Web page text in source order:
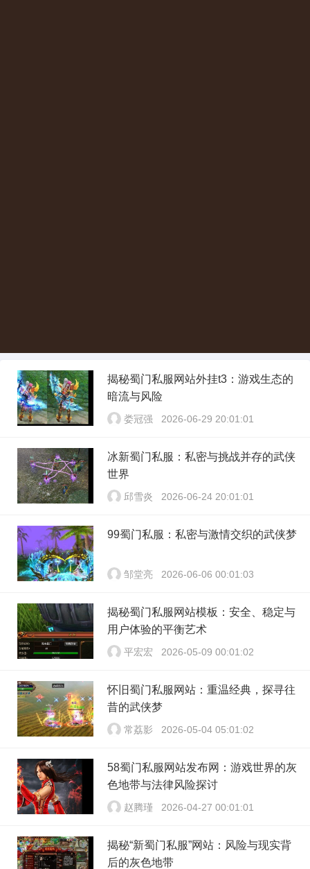
揭秘蜀门私服网站外挂t3：游戏生态的
暗流与风险
娄冠强 2026-06-29 20:01:01
冰新蜀门私服：私密与挑战并存的武侠
世界
邱雪炎 2026-06-24 20:01:01
99蜀门私服：私密与激情交织的武侠梦
邹堂亮 2026-06-06 00:01:03
揭秘蜀门私服网站模板：安全、稳定与
用户体验的平衡艺术
平宏宏 2026-05-09 00:01:02
怀旧蜀门私服网站：重温经典，探寻往
昔的武侠梦
常荔影 2026-05-04 05:01:02
58蜀门私服网站发布网：游戏世界的灰
色地带与法律风险探讨
赵腾瑾 2026-04-27 00:01:01
揭秘“新蜀门私服”网站：风险与现实背
后的灰色地带